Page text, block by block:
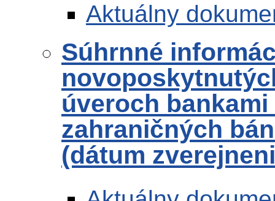
Aktuálny
Súhrnné
úveroch
zahraničných
(dátum